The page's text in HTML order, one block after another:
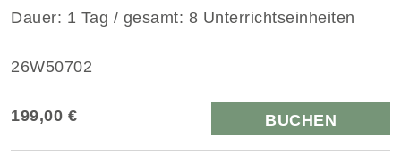
Dauer: 1 Tag / gesamt: 8 Unterrichtseinheiten
26W50702
199,00 € BUCHEN